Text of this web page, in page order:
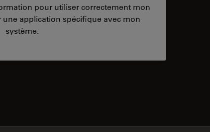
pour utiliser correctement mon
application spécifique avec mon
système.